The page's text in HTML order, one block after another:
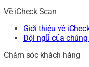
Về iCheck Scan
Giới thiệu về
Đội ngũ của chúng
Chăm sóc khách hàng